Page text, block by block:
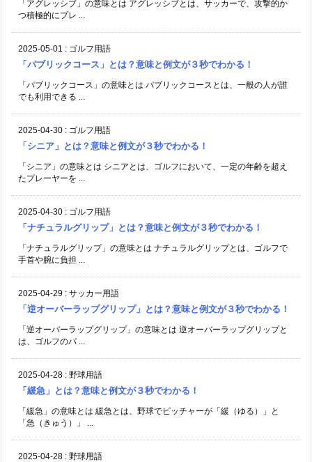
「アグレッシブ」の意味とは アグレッシブとは、サッカーで、攻撃的か
つ積極的にプレ ...
2025-05-01 : ゴルフ用語
「パブリックコース」とは？意味と例文が３秒でわかる！
「パブリックコース」の意味とは パブリックコースとは、一般の人が誰
でも利用できる ...
2025-04-30 : ゴルフ用語
「シニア」とは？意味と例文が３秒でわかる！
「シニア」の意味とは シニアとは、ゴルフにおいて、一定の年齢を超え
たプレーヤーを ...
2025-04-30 : ゴルフ用語
「ナチュラルグリップ」とは？意味と例文が３秒でわかる！
「ナチュラルグリップ」の意味とは ナチュラルグリップとは、ゴルフで
手首や腕に負担 ...
2025-04-29 : サッカー用語
「逆オーバーラップグリップ」とは？意味と例文が３秒でわかる！
「逆オーバーラップグリップ」の意味とは 逆オーバーラップグリップと
は、ゴルフのパ ...
2025-04-28 : 野球用語
「緩急」とは？意味と例文が３秒でわかる！
「緩急」の意味とは 緩急とは、野球でピッチャーが「緩（ゆる）」と
「急（きゅう）」 ...
2025-04-28 : 野球用語